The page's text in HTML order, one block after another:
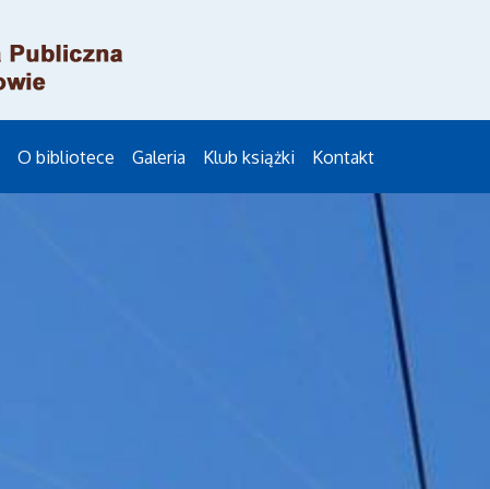
O bibliotece Galeria Klub książki Kontakt